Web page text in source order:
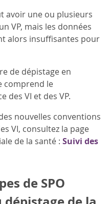
avoir une ou plusieurs
VP, mais les données
alors insuffisantes pour
de dépistage en
comprend le
des VI et des VP.
nouvelles conventions
VI, consultez la page
de la santé : Suivi des
de SPO